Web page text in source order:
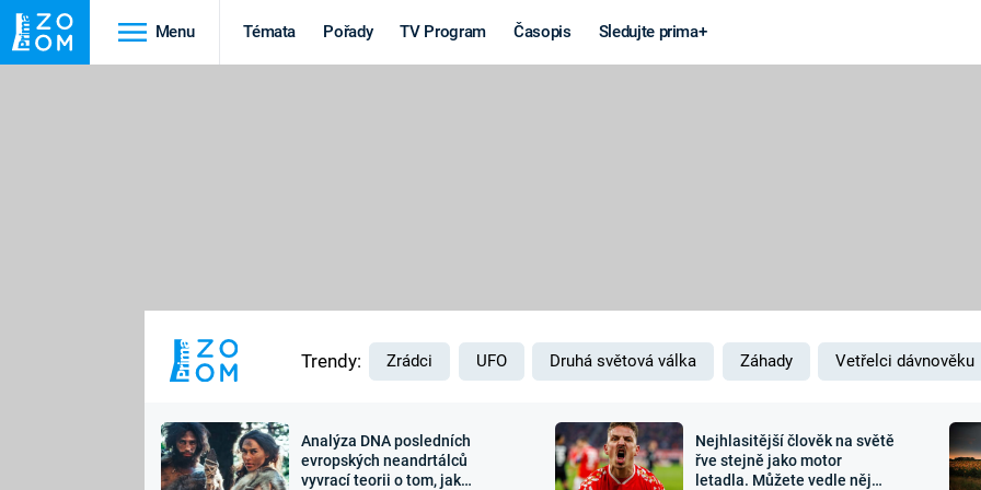
Menu Témata Pořady TV Program Časopis Sledujte prima+
MARS
Výročí
Záhady a
Trendy: Zrádci UFO Druhá světová válka Záhady Vetřelci dávnověku
Analýza DNA posledních
evropských neandrtálců
vyvrací teorii o tom, jak
Nejhlasitější člověk na světě
řve stejně jako motor
letadla. Můžete vedle něj